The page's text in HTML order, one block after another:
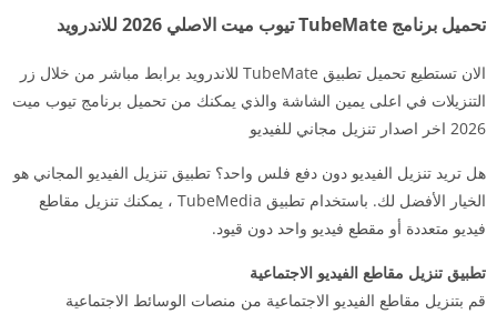
تحميل برنامج TubeMate تيوب ميت الاصلي 2026 للاندرويد
الان تستطيع تحميل تطبيق TubeMate للاندرويد برابط مباشر من خلال زر
التنزيلات في اعلى يمين الشاشة والذي يمكنك من تحميل برنامج تيوب ميت
2026 اخر اصدار تنزيل مجاني للفيديو
هل تريد تنزيل الفيديو دون دفع فلس واحد؟ تطبيق تنزيل الفيديو المجاني هو
الخيار الأفضل لك. باستخدام تطبيق TubeMedia ، يمكنك تنزيل مقاطع
فيديو متعددة أو مقطع فيديو واحد دون قيود.
تطبيق تنزيل مقاطع الفيديو الاجتماعية
قم بتنزيل مقاطع الفيديو الاجتماعية من منصات الوسائط الاجتماعية